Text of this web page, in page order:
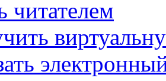
читателем